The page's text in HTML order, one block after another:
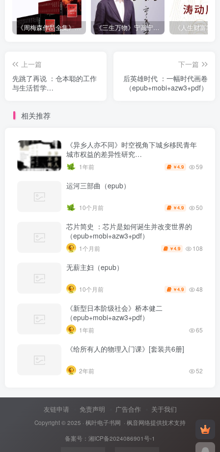
《周梅森作品全集》[共30册] 《三生万物》宁高宁（epub+mobi+azw3+pdf）
上一篇
先跳了再说 ：仓本聪的工作
与生活哲学
下一篇
后英雄时代 ：一幅时代画卷
（epub+mobi+azw3+pdf）
相关推荐
《异乡人亦不同》时空视角下城乡移民青年
城市权益的差异性研究
（epub+mobi+azw3+pdf）
1年前 ￥4.9 59
运河三部曲（epub）
10个月前 ￥4.9 50
芯片简史 ：芯片是如何诞生并改变世界的
（epub+mobi+azw3+pdf）
1个月前 ￥4.9 108
无薪主妇（epub）
10个月前 ￥4.9 48
《新型日本阶级社会》桥本健二
（epub+mobi+azw3+pdf）
1年前 65
《给所有人的物理入门课》[套装共6册]
2年前 52
友链申请 免责声明 广告合作 关于我们
Copyright © 2025 · 枫叶电子书网 · 枫音网络提供技术支持
备案号： 湘ICP备2024086901号-1